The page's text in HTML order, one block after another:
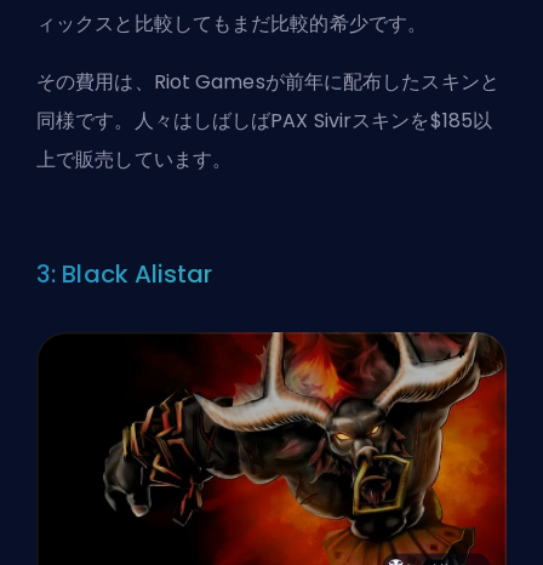
ィックスと比較してもまだ比較的希少です。
その費用は、Riot Gamesが前年に配布したスキンと
同様です。人々はしばしばPAX Sivirスキンを$185以
上で販売しています。
3: Black Alistar